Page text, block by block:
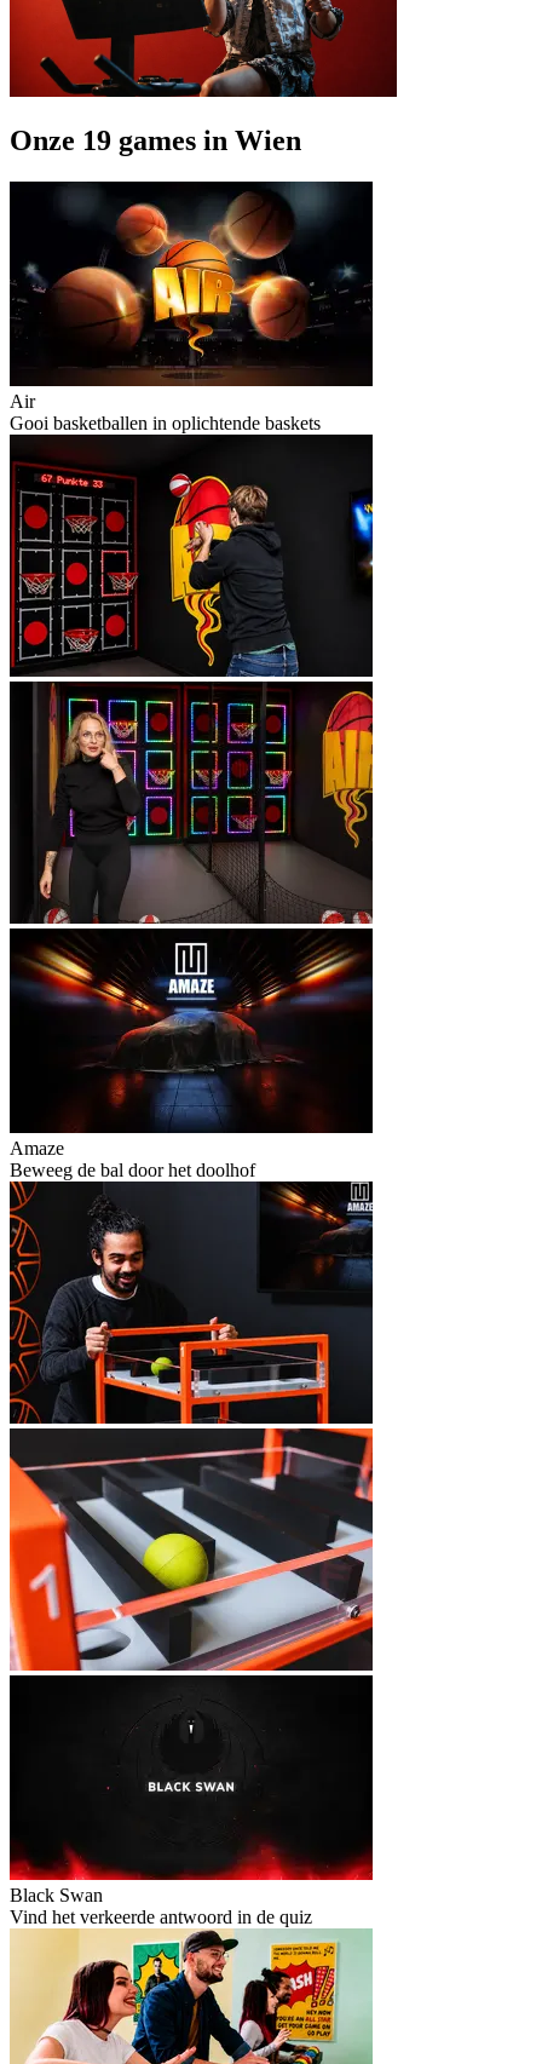
Onze 19 games in Wien
Air
Gooi basketballen in oplichtende baskets
Amaze
Beweeg de bal door het doolhof
Black Swan
Vind het verkeerde antwoord in de quiz